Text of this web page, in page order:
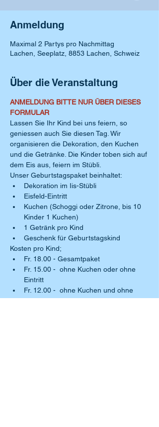
Anmeldung
Maximal 2 Partys pro Nachmittag
Lachen, Seeplatz, 8853 Lachen, Schweiz
Über die Veranstaltung
ANMELDUNG BITTE NUR ÜBER DIESES
FORMULAR
Lassen Sie Ihr Kind bei uns feiern, so
geniessen auch Sie diesen Tag. Wir
organisieren die Dekoration, den Kuchen
und die Getränke. Die Kinder toben sich auf
dem Eis aus, feiern im Stübli.
Unser Geburtstagspaket beinhaltet:
Dekoration im Iis-Stübli
Eisfeld-Eintritt
Kuchen (Schoggi oder Zitrone, bis 10
Kinder 1 Kuchen)
1 Getränk pro Kind
Geschenk für Geburtstagskind
Kosten pro Kind;
Fr. 18.00 - Gesamtpaket
Fr. 15.00 -  ohne Kuchen oder ohne
Eintritt
Fr. 12.00 -  ohne Kuchen und ohne
Eintritt